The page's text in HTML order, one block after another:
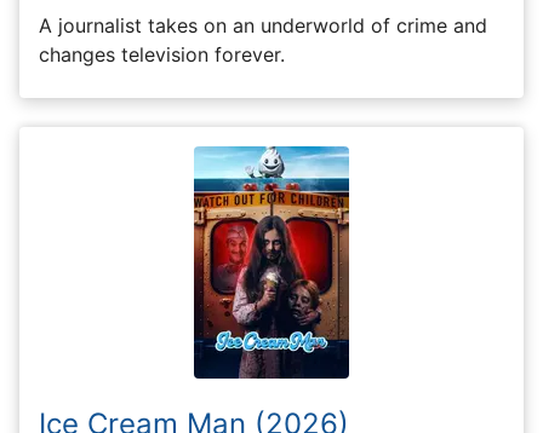
A journalist takes on an underworld of crime and
changes television forever.
Ice Cream Man (2026)